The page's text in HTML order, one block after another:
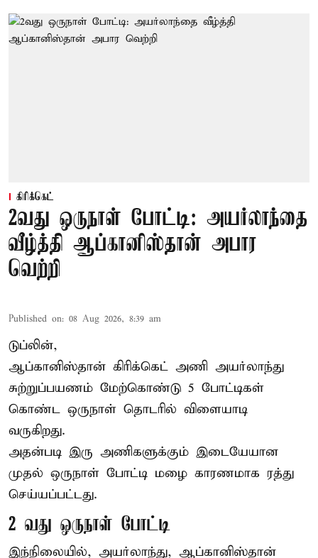
கிரிக்கெட்
2வது ஒருநாள் போட்டி: அயர்லாந்தை
வீழ்த்தி ஆப்கானிஸ்தான் அபார
வெற்றி
Published on: 08 Aug 2026, 8:39 am
டுப்லின்,
ஆப்கானிஸ்தான் கிரிக்கெட் அணி அயர்லாந்து
சுற்றுப்பயணம் மேற்கொண்டு 5 போட்டிகள்
கொண்ட ஒருநாள் தொடரில் விளையாடி
வருகிறது.
அதன்படி இரு அணிகளுக்கும் இடையேயான
முதல் ஒருநாள் போட்டி மழை காரணமாக ரத்து
செய்யப்பட்டது.
2 வது ஒருநாள் போட்டி
இந்நிலையில், அயர்லாந்து, ஆப்கானிஸ்தான்